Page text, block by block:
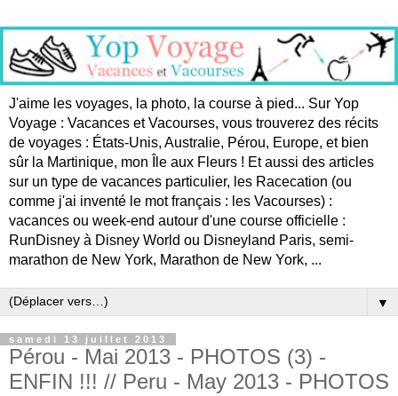
J'aime les voyages, la photo, la course à pied... Sur Yop
Voyage : Vacances et Vacourses, vous trouverez des récits
de voyages : États-Unis, Australie, Pérou, Europe, et bien
sûr la Martinique, mon Île aux Fleurs ! Et aussi des articles
sur un type de vacances particulier, les Racecation (ou
comme j'ai inventé le mot français : les Vacourses) :
vacances ou week-end autour d'une course officielle :
RunDisney à Disney World ou Disneyland Paris, semi-
marathon de New York, Marathon de New York, ...
▼
samedi 13 juillet 2013
Pérou - Mai 2013 - PHOTOS (3) -
ENFIN !!! // Peru - May 2013 - PHOTOS